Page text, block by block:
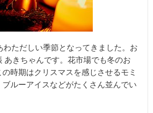
わただしい季節となってきました。お
あきちゃんです。花市場でも冬のお
時期はクリスマスを感じさせるモミ
ルーアイスなどがたくさん並んでい